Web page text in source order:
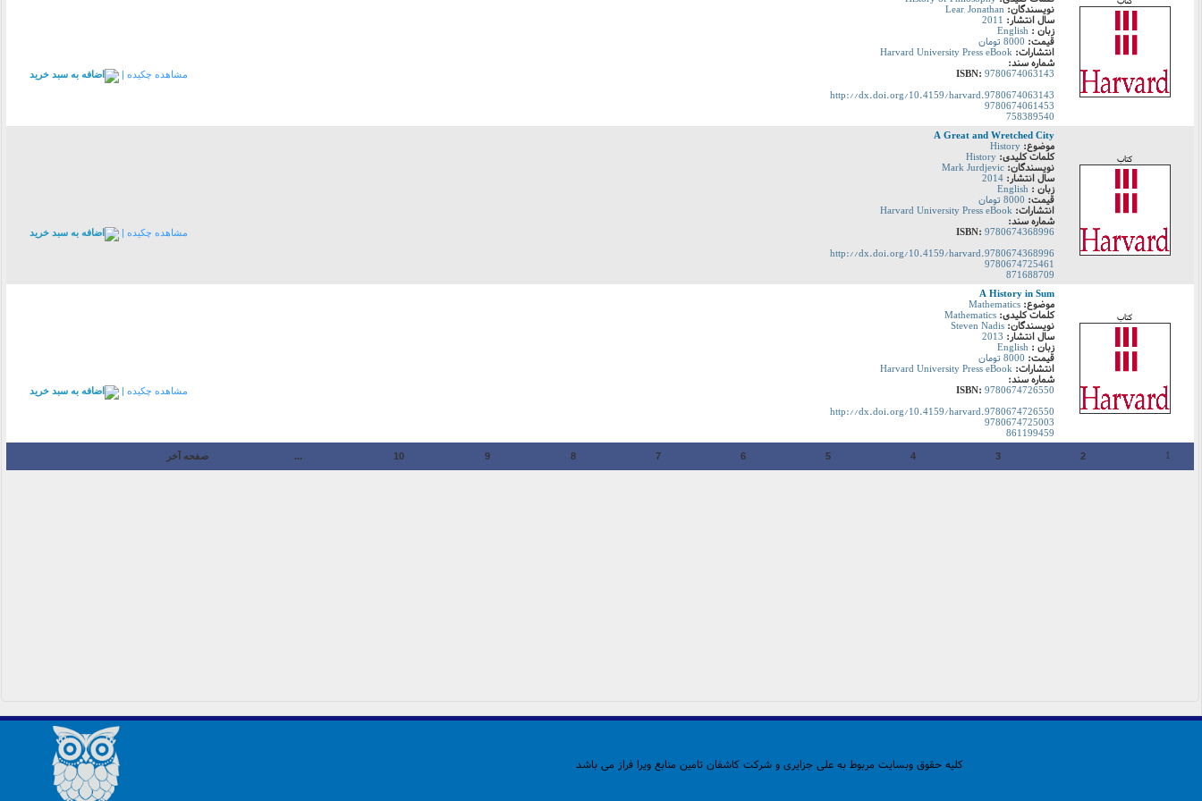
نویسندگان: Lear, Jonathan
سال انتشار: 2011
زبان : English
قیمت: 8000 تومان
انتشارات: Harvard University Press eBook
شماره سند:
9780674063143
:ISBN مشاهده چکیده |
http://dx.doi.org/10.4159/harvard.9780674063143
9780674061453
758389540
کتاب
A Great and Wretched City
موضوع: History
کلمات کلیدی: History
نویسندگان: Mark Jurdjevic
سال انتشار: 2014
زبان : English
قیمت: 8000 تومان
انتشارات: Harvard University Press eBook
شماره سند:
9780674368996
:ISBN مشاهده چکیده |
http://dx.doi.org/10.4159/harvard.9780674368996
9780674725461
871688709
کتاب
A History in Sum
موضوع: Mathematics
کلمات کلیدی: Mathematics
نویسندگان: Steven Nadis
سال انتشار: 2013
زبان : English
قیمت: 8000 تومان
انتشارات: Harvard University Press eBook
شماره سند:
9780674726550
:ISBN مشاهده چکیده |
http://dx.doi.org/10.4159/harvard.9780674726550
9780674725003
861199459
1
2
3
4
5
6
7
8
9
10
... صفحه آخر
کلیه حقوق وبسایت مربوط به علی جزایری و شرکت کاشفان تامین منابع ویرا فراز می باشد